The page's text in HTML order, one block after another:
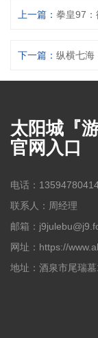
上一篇： 拳皇97
下一篇： 纵横七海
太阳城『游
官网入口
电话：
联系人：周经理
邮箱：
网址：https://
地址：酒泉市尾瑞